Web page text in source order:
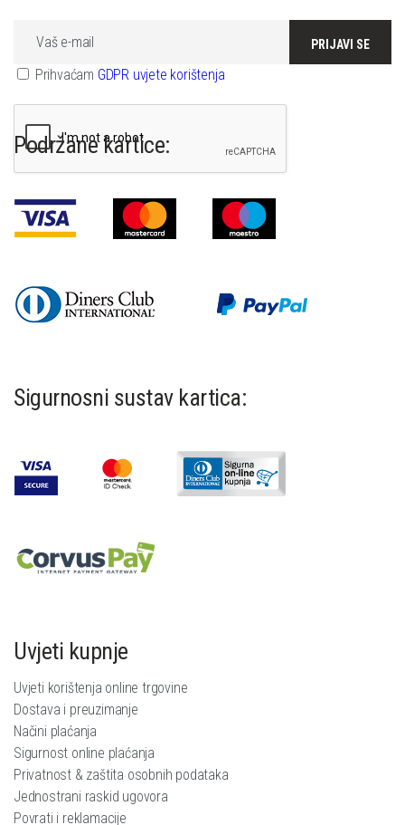
PRIJAVI SE
Prihvaćam GDPR uvjete korištenja
Podržane kartice:
Sigurnosni sustav kartica:
Uvjeti kupnje
Uvjeti korištenja online trgovine
Dostava i preuzimanje
Načini plaćanja
Sigurnost online plaćanja
Privatnost & zaštita osobnih podataka
Jednostrani raskid ugovora
Povrati i reklamacije